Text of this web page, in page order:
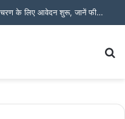
NEET-UG 2026 काउंसिलिंग: प्रथम चरण के लिए आवेदन शुरू, जानें फीस और जरूरी तारीखें